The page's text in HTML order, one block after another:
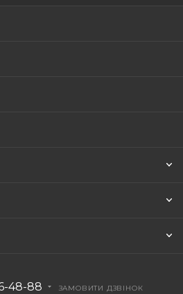
48-88 ЗАМОВИТИ ДЗВІНОК